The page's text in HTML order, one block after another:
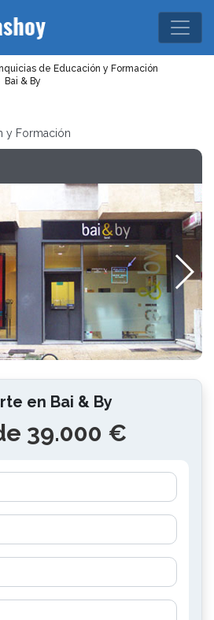
de Educación y Formación
Bai & By
y Formación
en Bai & By
39.000 €